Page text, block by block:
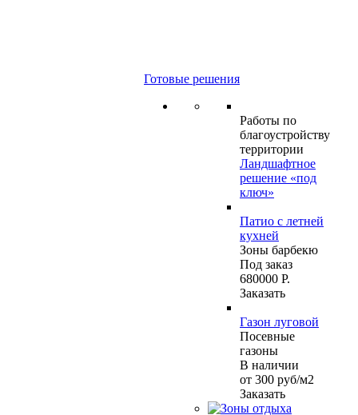
Готовые решения
Работы по
благоустройству
территории
Ландшафтное
решение «под
ключ»
Патио с летней
кухней
Зоны барбекю
Под заказ
680000 Р.
Заказать
Газон луговой
Посевные
газоны
В наличии
от 300 руб/м2
Заказать